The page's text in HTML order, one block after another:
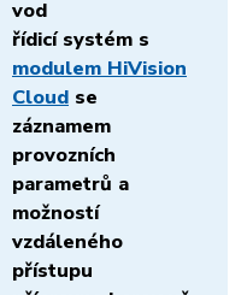
vod
řídicí systém s
modulem HiVision
Cloud se
záznamem
provozních
parametrů a
možností
vzdáleného
přístupu